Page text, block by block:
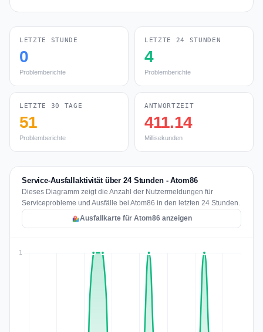
LETZTE STUNDE
0
Problemberichte
LETZTE 24 STUNDEN
4
Problemberichte
LETZTE 30 TAGE
51
Problemberichte
ANTWORTZEIT
411.14
Millisekunden
Service-Ausfallaktivität über 24 Stunden - Atom86
Dieses Diagramm zeigt die Anzahl der Nutzermeldungen für
Serviceprobleme und Ausfälle bei Atom86 in den letzten 24 Stunden.
Ausfallkarte für Atom86 anzeigen